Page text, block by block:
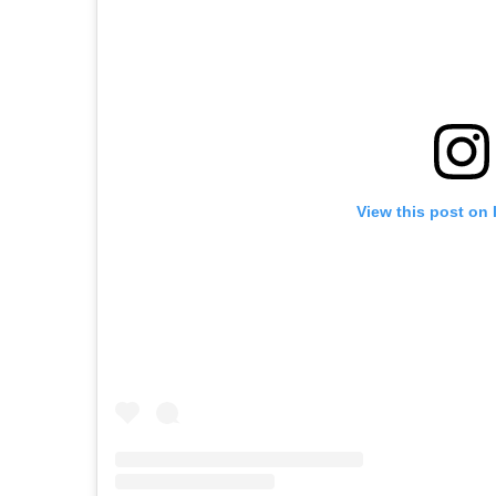
View this post on